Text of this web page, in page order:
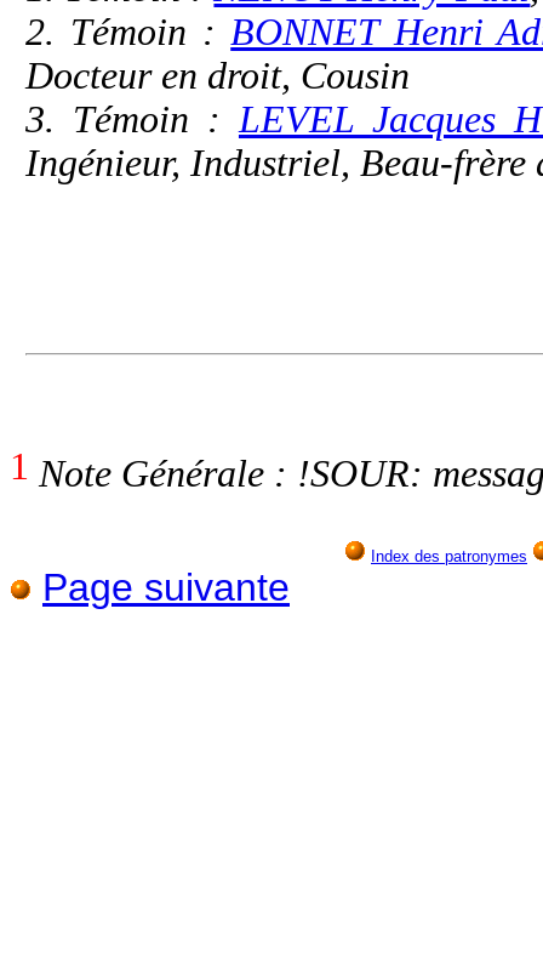
2. Témoin :BONNET Henri
Docteur en droit, Cousin
3. Témoin :LEVEL Jacques
Ingénieur, Industriel, Beau-frère
1 Note Générale : !SOUR:
Index des patronymes
Page suivante